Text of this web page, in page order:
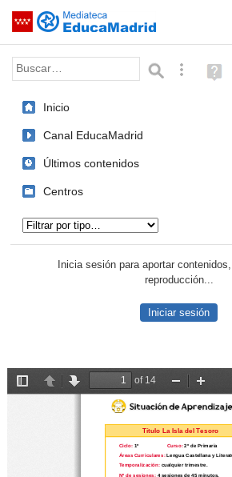
Saltar navegación
Palabra o frase: BúsquedaAyuda
(en
Inicio
Canal EducaMadrid
Últimos contenidos
Centros
Inicia sesión para aportar
reproducción...
Iniciar sesión